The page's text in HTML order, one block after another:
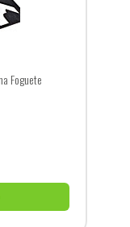
Foguete